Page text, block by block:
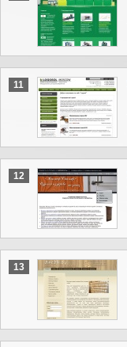
11
12
13